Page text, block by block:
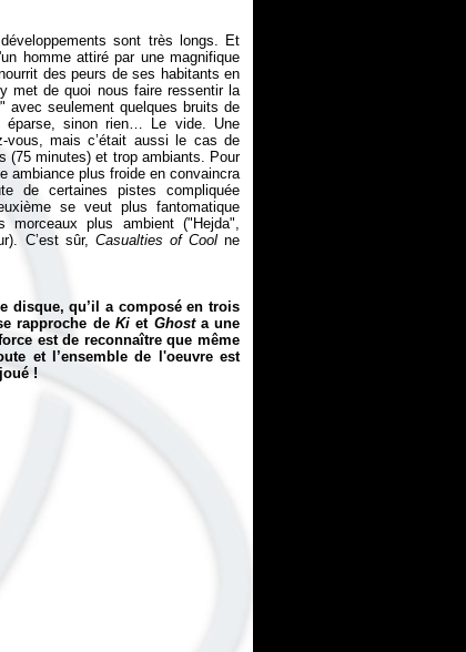
sont très longs. Et
homme attiré par une magnifique
des peurs de ses habitants en
met de quoi nous faire ressentir la
avec seulement quelques bruits de
éparse, sinon rien… Le vide. Une
vous, mais c’était aussi le cas de
(75 minutes) et trop ambiants. Pour
ambiance plus froide en convaincra
de certaines pistes compliquée
se veut plus fantomatique
plus ambient ("Hejda",
C’est sûr, Casualties of Coolne
disque, qu’il a composé en trois
rapproche de Kiet Ghosta une
est de reconnaître que même
et l’ensemble de l'oeuvre est
!